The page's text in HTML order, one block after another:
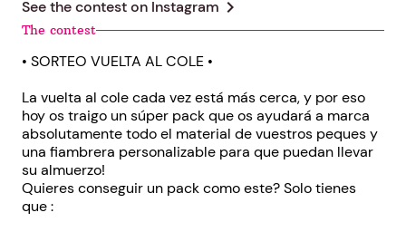
See the contest on Instagram chevron_right
The contest
• SORTEO VUELTA AL COLE •
La vuelta al cole cada vez está más cerca, y por eso
hoy os traigo un súper pack que os ayudará a marca
absolutamente todo el material de vuestros peques y
una fiambrera personalizable para que puedan llevar
su almuerzo!
Quieres conseguir un pack como este? Solo tienes
que :